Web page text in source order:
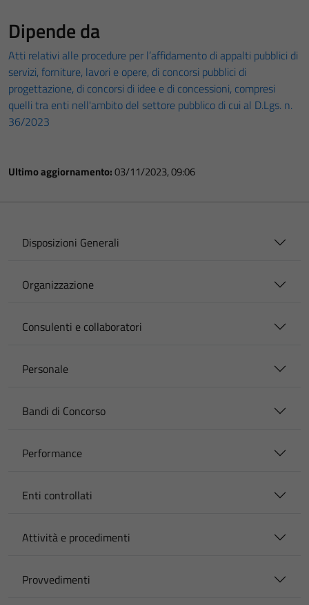
Dipende da
Atti relativi alle procedure per l’affidamento di appalti pubblici di
servizi, forniture, lavori e opere, di concorsi pubblici di
progettazione, di concorsi di idee e di concessioni, compresi
quelli tra enti nell'ambito del settore pubblico di cui al D.Lgs. n.
36/2023
Ultimo aggiornamento:03/11/2023, 09:06
Disposizioni Generali
Organizzazione
Consulenti e collaboratori
Personale
Bandi di Concorso
Performance
Enti controllati
Attività e procedimenti
Provvedimenti